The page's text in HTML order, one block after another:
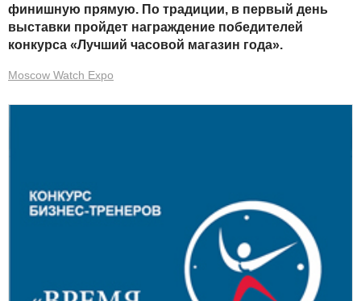
финишную прямую. По традиции, в первый день
выставки пройдет награждение победителей
конкурса «Лучший часовой магазин года».
Moscow Watch Expo